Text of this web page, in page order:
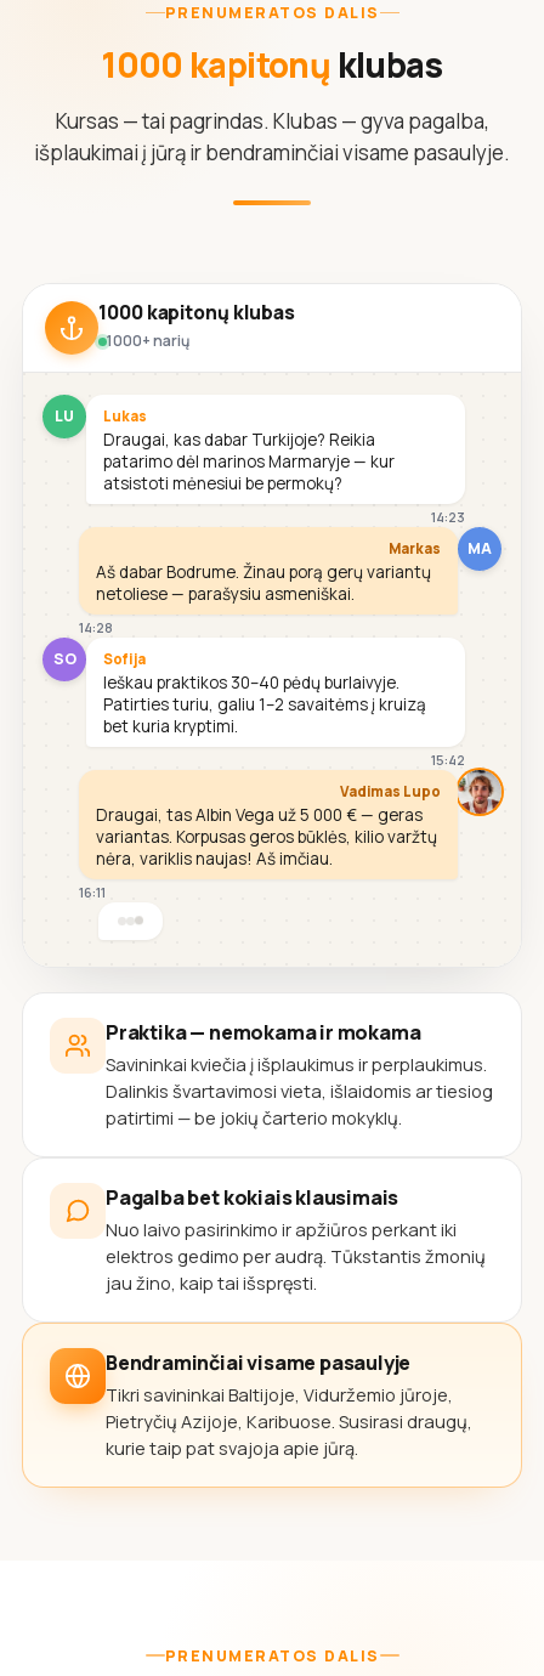
PRENUMERATOS DALIS
1000 kapitonų klubas
Kursas — tai pagrindas. Klubas — gyva pagalba,
išplaukimai į jūrą ir bendraminčiai visame pasaulyje.
1000 kapitonų klubas
1000+ narių
LU Lukas
Draugai, kas dabar Turkijoje? Reikia
patarimo dėl marinos Marmaryje — kur
atsistoti mėnesiui be permokų?
14:23
MA
Markas
Aš dabar Bodrume. Žinau porą gerų variantų
netoliese — parašysiu asmeniškai.
14:28
SO Sofija
Ieškau praktikos 30–40 pėdų burlaivyje.
Patirties turiu, galiu 1–2 savaitėms į kruizą
bet kuria kryptimi.
15:42
Vadimas Lupo
Draugai, tas Albin Vega už 5 000 € — geras
variantas. Korpusas geros būklės, kilio varžtų
nėra, variklis naujas! Aš imčiau.
16:11
Praktika — nemokama ir mokama
Savininkai kviečia į išplaukimus ir perplaukimus.
Dalinkis švartavimosi vieta, išlaidomis ar tiesiog
patirtimi — be jokių čarterio mokyklų.
Pagalba bet kokiais klausimais
Nuo laivo pasirinkimo ir apžiūros perkant iki
elektros gedimo per audrą. Tūkstantis žmonių
jau žino, kaip tai išspręsti.
Bendraminčiai visame pasaulyje
Tikri savininkai Baltijoje, Viduržemio jūroje,
Pietryčių Azijoje, Karibuose. Susirasi draugų,
kurie taip pat svajoja apie jūrą.
PRENUMERATOS DALIS